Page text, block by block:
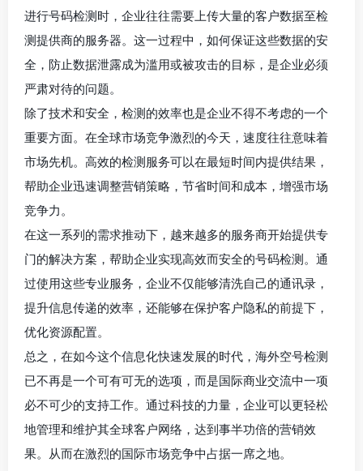
进行号码检测时，企业往往需要上传大量的客户数据至检
测提供商的服务器。这一过程中，如何保证这些数据的安
全，防止数据泄露成为滥用或被攻击的目标，是企业必须
严肃对待的问题。
除了技术和安全，检测的效率也是企业不得不考虑的一个
重要方面。在全球市场竞争激烈的今天，速度往往意味着
市场先机。高效的检测服务可以在最短时间内提供结果，
帮助企业迅速调整营销策略，节省时间和成本，增强市场
竞争力。
在这一系列的需求推动下，越来越多的服务商开始提供专
门的解决方案，帮助企业实现高效而安全的号码检测。通
过使用这些专业服务，企业不仅能够清洗自己的通讯录，
提升信息传递的效率，还能够在保护客户隐私的前提下，
优化资源配置。
总之，在如今这个信息化快速发展的时代，海外空号检测
已不再是一个可有可无的选项，而是国际商业交流中一项
必不可少的支持工作。通过科技的力量，企业可以更轻松
地管理和维护其全球客户网络，达到事半功倍的营销效
果。从而在激烈的国际市场竞争中占据一席之地。